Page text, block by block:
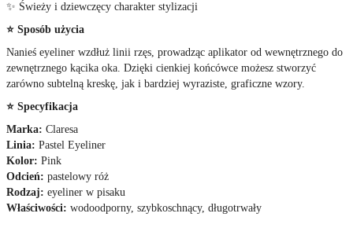
✨ Świeży i dziewczęcy charakter stylizacji
⭐ Sposób użycia
Nanieś eyeliner wzdłuż linii rzęs, prowadząc aplikator od wewnętrznego do
zewnętrznego kącika oka. Dzięki cienkiej końcówce możesz stworzyć
zarówno subtelną kreskę, jak i bardziej wyraziste, graficzne wzory.
⭐ Specyfikacja
Marka: Claresa
Linia: Pastel Eyeliner
Kolor: Pink
Odcień: pastelowy róż
Rodzaj: eyeliner w pisaku
Właściwości: wodoodporny, szybkoschnący, długotrwały